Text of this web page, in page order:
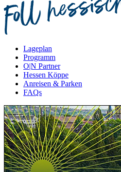
Lageplan
Programm
O|N Partner
Hessen Köppe
Anreisen & Parken
FAQs